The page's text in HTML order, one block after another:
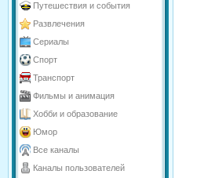
Путешествия и события
Развлечения
Сериалы
Спорт
Транспорт
Фильмы и анимация
Хобби и образование
Юмор
Все каналы
Каналы пользователей